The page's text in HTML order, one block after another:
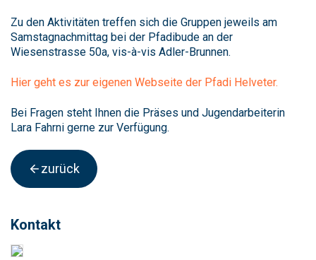
Zu den Aktivitäten treffen sich die Gruppen jeweils am
Samstagnachmittag bei der Pfadibude an der
Wiesenstrasse 50a, vis-à-vis Adler-Brunnen.
Hier geht es zur eigenen Webseite der Pfadi Helveter.
Bei Fragen steht Ihnen die Präses und Jugendarbeiterin
Lara Fahrni gerne zur Verfügung.
zurück
Kontakt